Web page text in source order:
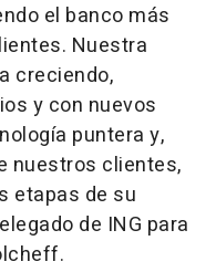
el banco más
Nuestra
creciendo,
y con nuevos
puntera y,
nuestros clientes,
etapas de su
de ING para